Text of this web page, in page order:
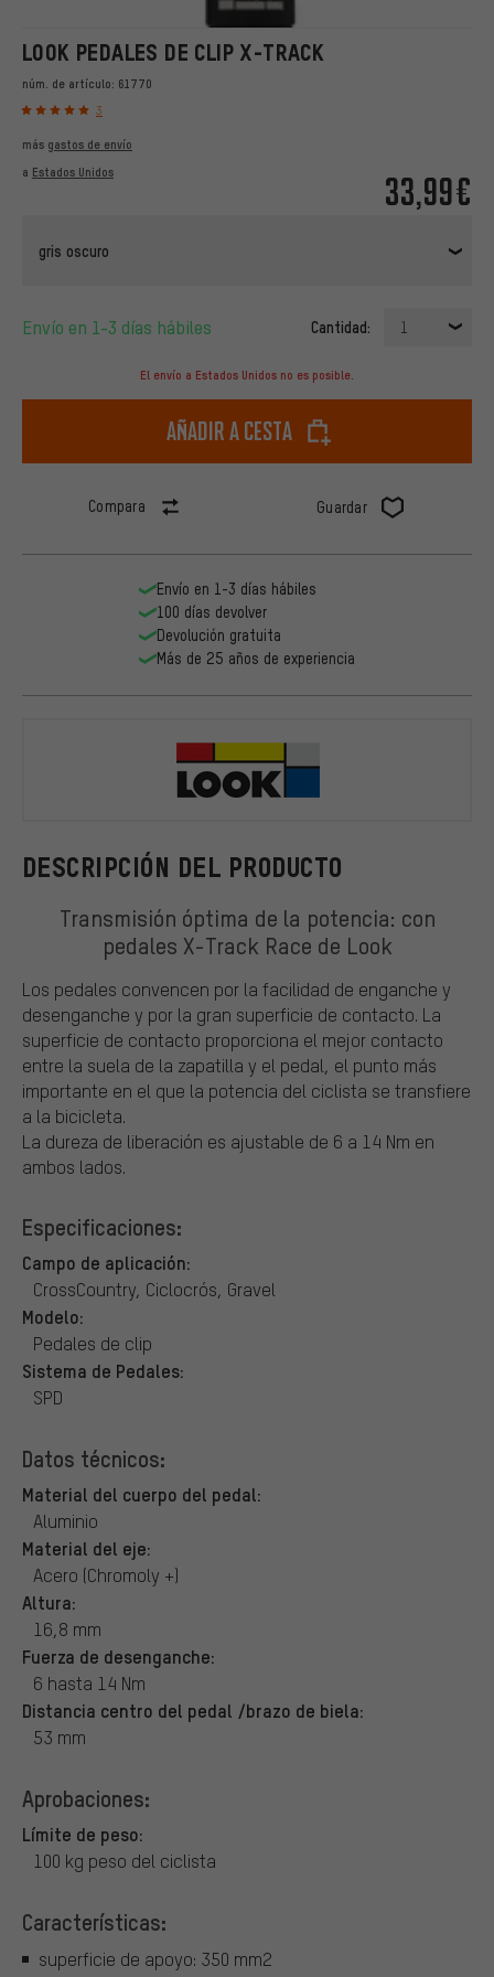
LOOK PEDALES DE CLIP X-TRACK
núm. de artículo: 61770
3
33,99€
más gastos de envío
a Estados Unidos
gris oscuro
Envío en 1-3 días hábiles Cantidad: 1
El envío a Estados Unidos no es posible.
Añadir a cesta
Compara Guardar
DESCRIPCIÓN DEL PRODUCTO
Transmisión óptima de la potencia: con
pedales X-Track Race de Look
Los pedales convencen por la facilidad de enganche y
desenganche y por la gran superficie de contacto. La
superficie de contacto proporciona el mejor contacto
entre la suela de la zapatilla y el pedal, el punto más
importante en el que la potencia del ciclista se transfiere
a la bicicleta.
La dureza de liberación es ajustable de 6 a 14 Nm en
ambos lados.
Especificaciones:
Campo de aplicación:
CrossCountry, Ciclocrós, Gravel
Modelo:
Pedales de clip
Sistema de Pedales:
SPD
Datos técnicos:
Material del cuerpo del pedal:
Aluminio
Material del eje:
Acero (Chromoly +)
Altura:
16,8 mm
Fuerza de desenganche:
6 hasta 14 Nm
Distancia centro del pedal /brazo de biela:
53 mm
Aprobaciones:
Límite de peso:
100 kg peso del ciclista
Características:
superficie de apoyo: 350 mm2
Envío en 1-3 días hábiles
100 días devolver
Devolución gratuita
Más de 25 años de experiencia